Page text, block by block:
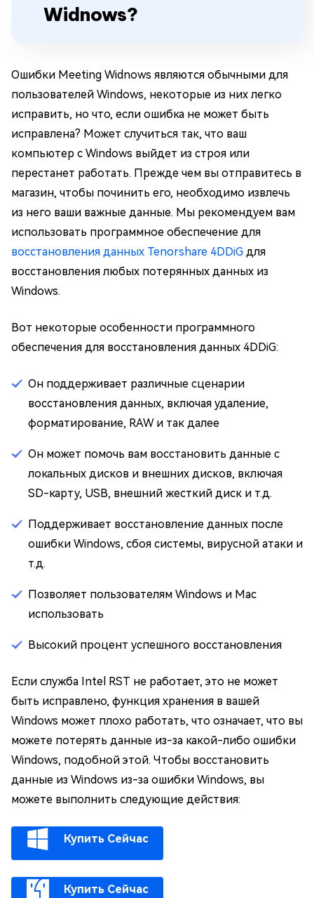
Widnows?
Ошибки Meeting Widnows являются обычными для
пользователей Windows, некоторые из них легко
исправить, но что, если ошибка не может быть
исправлена? Может случиться так, что ваш
компьютер с Windows выйдет из строя или
перестанет работать. Прежде чем вы отправитесь в
магазин, чтобы починить его, необходимо извлечь
из него ваши важные данные. Мы рекомендуем вам
использовать программное обеспечение для
восстановления данных Tenorshare 4DDiG для
восстановления любых потерянных данных из
Windows.
Вот некоторые особенности программного
обеспечения для восстановления данных 4DDiG:
Он поддерживает различные сценарии
восстановления данных, включая удаление,
форматирование, RAW и так далее
Он может помочь вам восстановить данные с
локальных дисков и внешних дисков, включая
SD-карту, USB, внешний жесткий диск и т.д.
Поддерживает восстановление данных после
ошибки Windows, сбоя системы, вирусной атаки и
т.д.
Позволяет пользователям Windows и Mac
использовать
Высокий процент успешного восстановления
Если служба Intel RST не работает, это не может
быть исправлено, функция хранения в вашей
Windows может плохо работать, что означает, что вы
можете потерять данные из-за какой-либо ошибки
Windows, подобной этой. Чтобы восстановить
данные из Windows из-за ошибки Windows, вы
можете выполнить следующие действия:
Купить Сейчас
Купить Сейчас